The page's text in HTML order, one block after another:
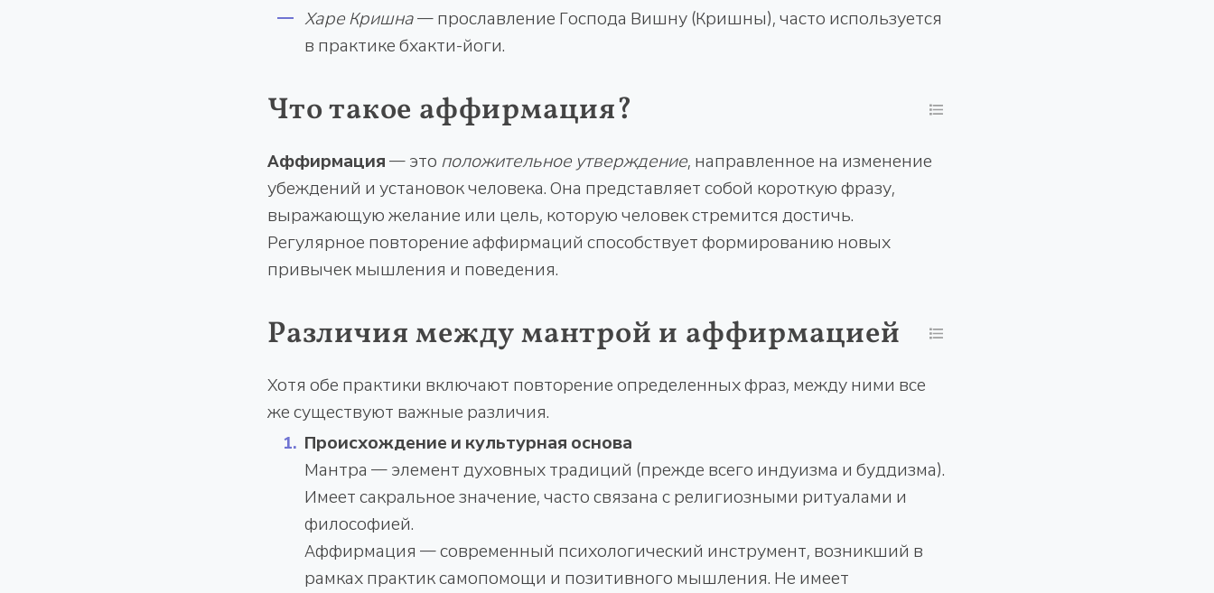
Харе Кришна— прославление Господа Вишну (Кришны), часто используется
в практике бхакти-йоги.
Что такое аффирмация?
Аффирмация — это положительное утверждение, направленное на изменение
убеждений и установок человека. Она представляет собой короткую фразу,
выражающую желание или цель, которую человек стремится достичь.
Регулярное повторение аффирмаций способствует формированию новых
привычек мышления и поведения.
Различия между мантрой и аффирмацией
Хотя обе практики включают повторение определенных фраз, между ними все
же существуют важные различия.
Происхождение и культурная основа
Мантра — элемент духовных традиций (прежде всего индуизма и буддизма).
Имеет сакральное значение, часто связана с религиозными ритуалами и
философией.
Аффирмация — современный психологический инструмент, возникший в
рамках практик самопомощи и позитивного мышления. Не имеет